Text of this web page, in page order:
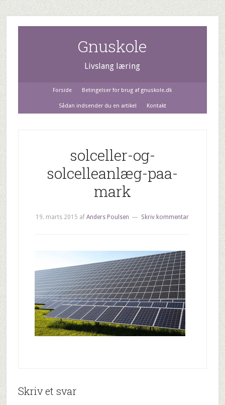
Gnuskole
Livslang læring
Forside Betingelser for brug af gnuskole.dk
Sådan indsender du en artikel Kontakt
solceller-og-
solcelleanlæg-paa-
mark
19. marts 2015 afAnders Poulsen Skriv kommentar
Skriv et svar